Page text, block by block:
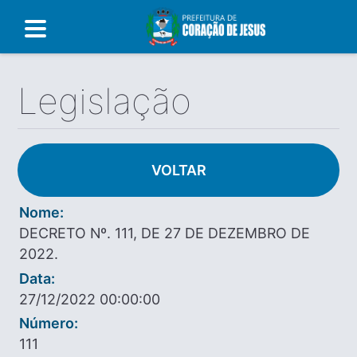
Legislação
VOLTAR
Nome:
DECRETO Nº. 111, DE 27 DE DEZEMBRO DE
2022.
Data:
27/12/2022 00:00:00
Número:
111